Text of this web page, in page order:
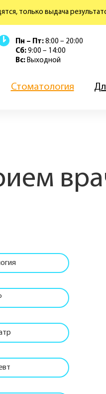
только выдача
Пн – Пт: 8:00 – 20:00
Сб: 9:00 – 14:00
Вс: Выходной
Стоматология